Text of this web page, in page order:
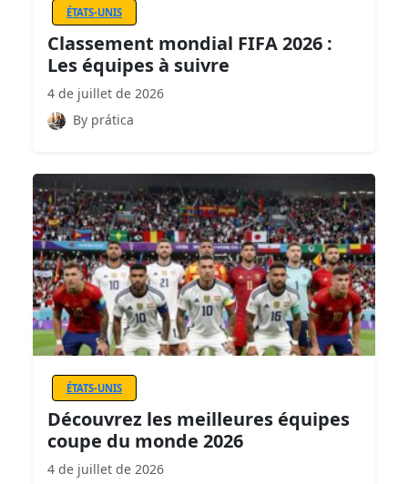
ÉTATS-UNIS
Classement mondial FIFA 2026 :
Les équipes à suivre
4 de juillet de 2026
By prática
ÉTATS-UNIS
Découvrez les meilleures équipes
coupe du monde 2026
4 de juillet de 2026